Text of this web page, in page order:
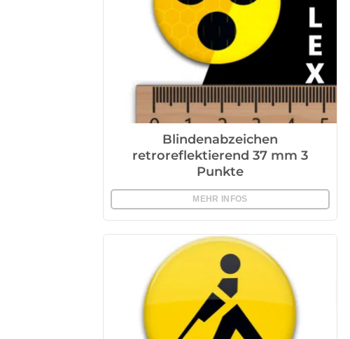
Blindenabzeichen
retroreflektierend 37 mm 3
Punkte
MEHR INFOS